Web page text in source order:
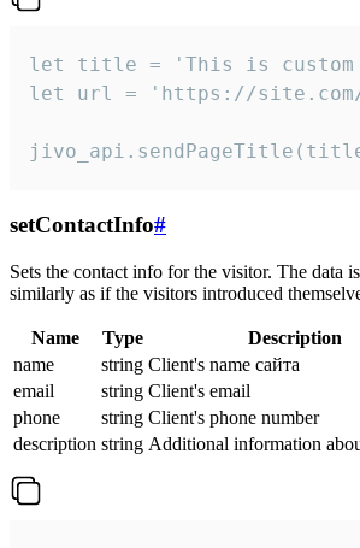
let title = 'This is
let url = 'https://site.com/
setContactInfo#
Sets the contact info for the visitor. The data
similarly as if the visitors introduced
Name Type
Description
name
string Client's name сайта
email
string Client's email
phone
string Client's phone number
description string Additional information